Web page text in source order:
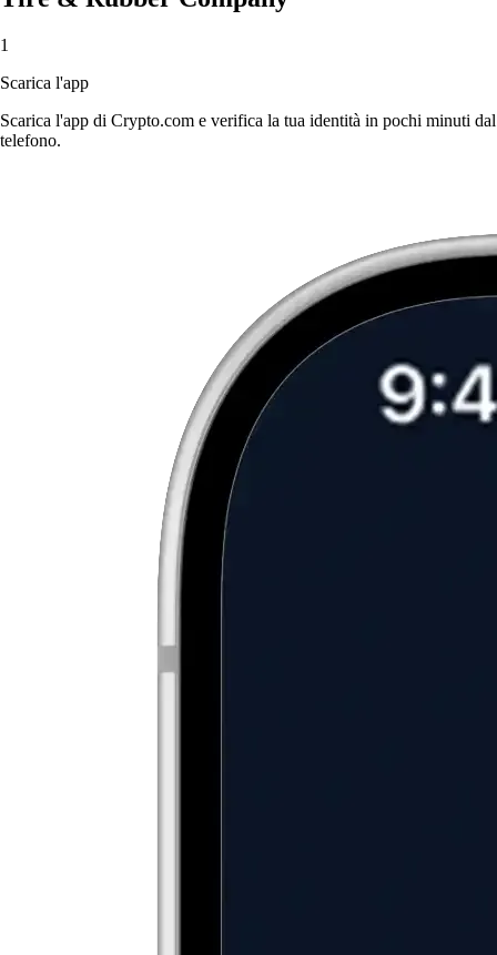
1
Scarica l'app
Scarica l'app di Crypto.com e verifica la tua identità in pochi minuti dal
telefono.